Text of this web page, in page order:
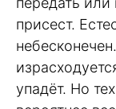
присест.
упадёт. Но